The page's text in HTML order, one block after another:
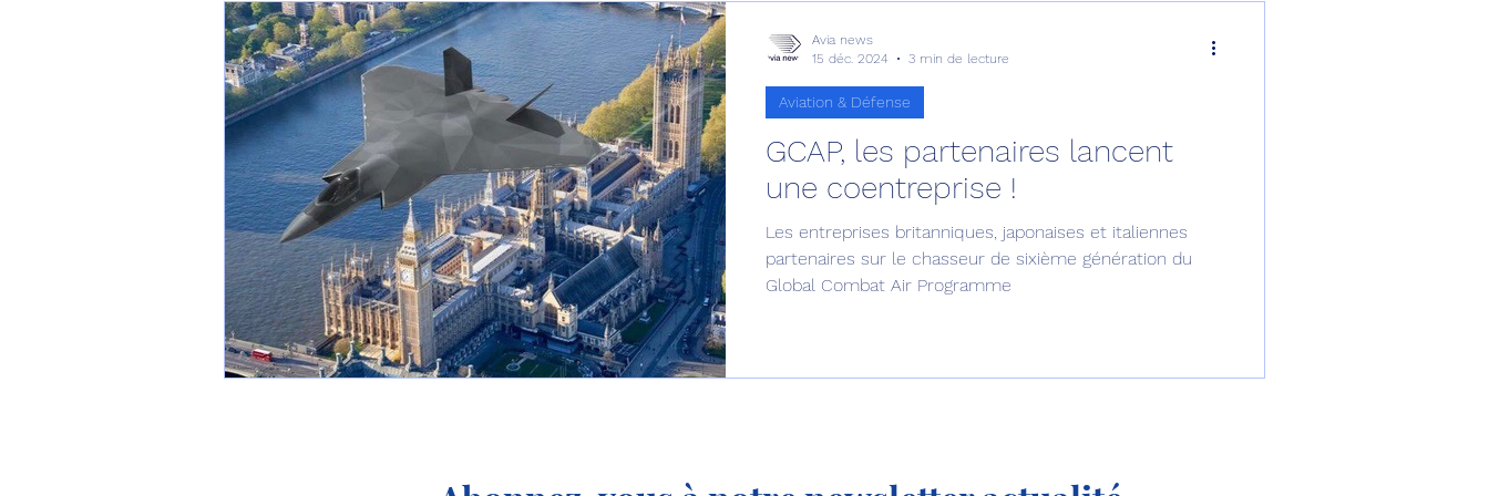
GCAP, les partenaires lancent
une coentreprise !
Les entreprises britanniques, japonaises et italiennes
partenaires sur le chasseur de sixième génération du
Global Combat Air Programme
Aviation & Défense
Avia news
15 déc. 2024
3 min de lecture